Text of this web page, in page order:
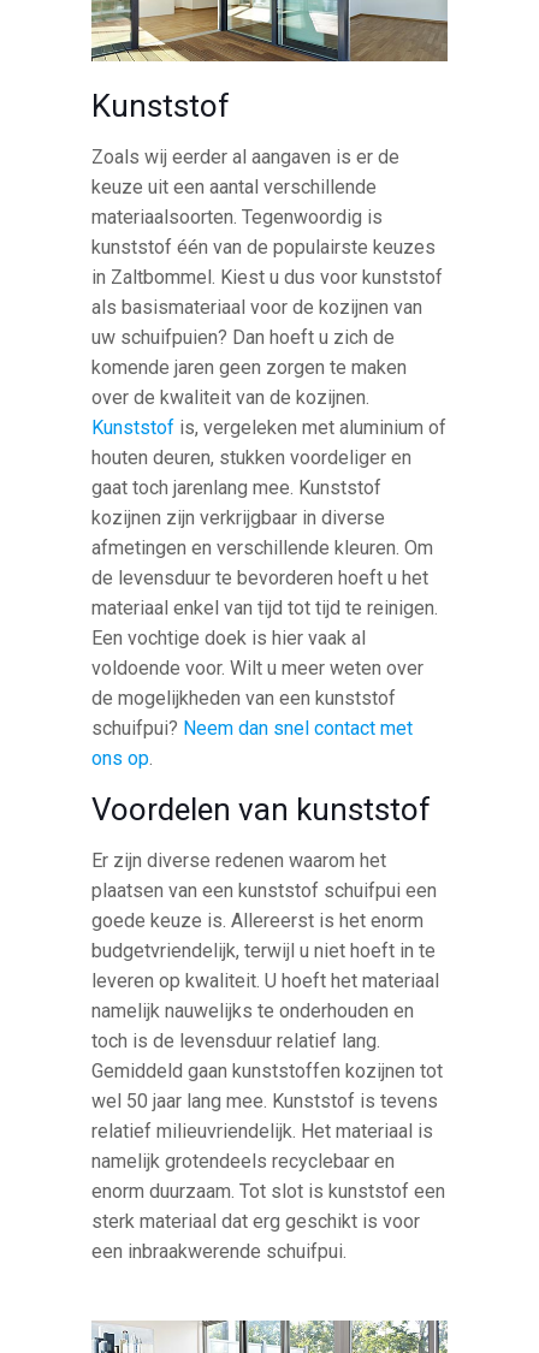
Kunststof
Zoals wij eerder al aangaven is er de
keuze uit een aantal verschillende
materiaalsoorten. Tegenwoordig is
kunststof één van de populairste keuzes
in Zaltbommel. Kiest u dus voor kunststof
als basismateriaal voor de kozijnen van
uw schuifpuien? Dan hoeft u zich de
komende jaren geen zorgen te maken
over de kwaliteit van de kozijnen.
Kunststof is, vergeleken met aluminium of
houten deuren, stukken voordeliger en
gaat toch jarenlang mee. Kunststof
kozijnen zijn verkrijgbaar in diverse
afmetingen en verschillende kleuren. Om
de levensduur te bevorderen hoeft u het
materiaal enkel van tijd tot tijd te reinigen.
Een vochtige doek is hier vaak al
voldoende voor. Wilt u meer weten over
de mogelijkheden van een kunststof
schuifpui? Neem dan snel contact met
ons op
Voordelen van kunststof
Er zijn diverse redenen waarom het
plaatsen van een kunststof schuifpui een
goede keuze is. Allereerst is het enorm
budgetvriendelijk, terwijl u niet hoeft in te
leveren op kwaliteit. U hoeft het materiaal
namelijk nauwelijks te onderhouden en
toch is de levensduur relatief lang.
Gemiddeld gaan kunststoffen kozijnen tot
wel 50 jaar lang mee. Kunststof is tevens
relatief milieuvriendelijk. Het materiaal is
namelijk grotendeels recyclebaar en
enorm duurzaam. Tot slot is kunststof een
sterk materiaal dat erg geschikt is voor
een inbraakwerende schuifpui.